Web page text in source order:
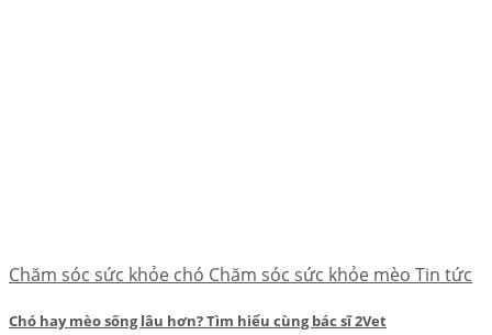
Chăm sóc sức khỏe chó Chăm sóc sức khỏe mèo Tin tức
Chó hay mèo sống lâu hơn? Tìm hiểu cùng bác sĩ 2Vet